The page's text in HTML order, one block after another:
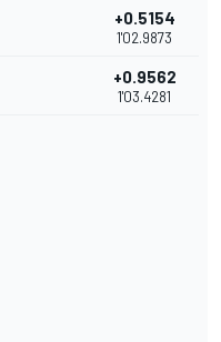
+0.5154
1'02.9873
+0.9562
1'03.4281